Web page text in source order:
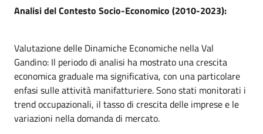
Analisi del Contesto Socio-Economico (2010-2023):
Valutazione delle Dinamiche Economiche nella Val
Gandino: Il periodo di analisi ha mostrato una crescita
economica graduale ma significativa, con una particolare
enfasi sulle attività manifatturiere. Sono stati monitorati i
trend occupazionali, il tasso di crescita delle imprese e le
variazioni nella domanda di mercato.